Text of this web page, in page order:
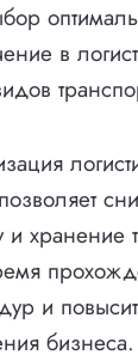
в
и хранение
и
бизнеса.